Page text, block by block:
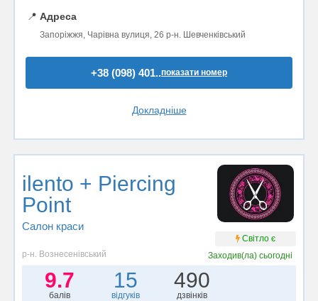
📍 Адреса
Запоріжжя, Чарівна вулиця, 26 р-н. Шевченківський
+38 (098) 401..показати номер
Докладніше
ilento + Piercing
Point
Салон краси
Світло є
р-н. Вознесенівський
Заходив(ла)сьогодні
9.7
балів
15
відгуків
490
дзвінків